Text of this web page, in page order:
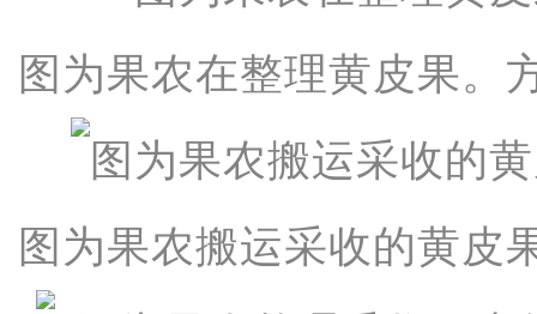
图为果农在整理黄皮果。
图为果农搬运采收的黄皮